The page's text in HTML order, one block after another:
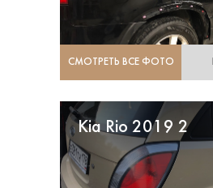
СМОТРЕТЬ ВСЕ ФОТО
Kia Rio 2019 2